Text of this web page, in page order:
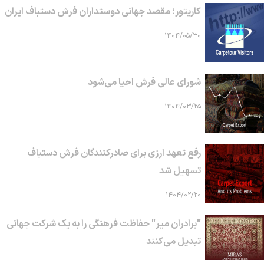
کارپتور؛ مقصد جهانی دوستداران فرش دستباف ایران
۱۴۰۴/۰۵/۳۰
شورای عالی فرش احیا می‌شود
۱۴۰۴/۰۳/۲۵
رفع تعهد ارزی برای صادرکنندگان فرش دستباف
تسهیل شد
۱۴۰۴/۰۲/۲۰
"برادران میر" حفاظت فرهنگی را به یک شرکت جهانی
تبدیل می‌کنند